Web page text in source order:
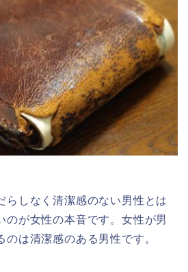
らしなく清潔感のない男性とは
のが女性の本音です。女性が男
は清潔感のある男性です。